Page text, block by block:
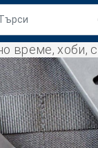
време, хоби,